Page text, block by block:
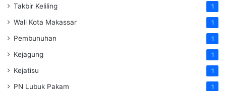
Takbir Keliling 1
Wali Kota Makassar 1
Pembunuhan 1
Kejagung 1
Kejatisu 1
PN Lubuk Pakam 1